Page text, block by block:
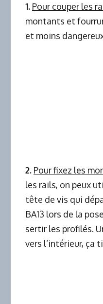
1. Pour couper les
montants et
et moins
2. Pour fixez les
les rails, on peux
tête de vis qui
BA13 lors de la
sertir les profilés.
vers l’intérieur, ça